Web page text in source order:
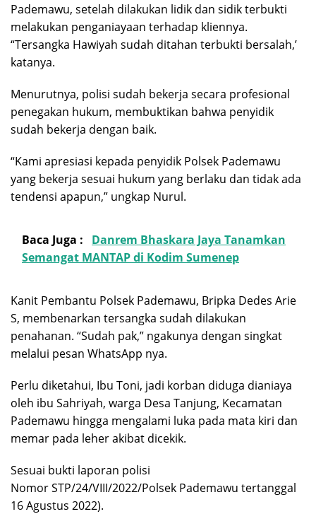
Pademawu, setelah dilakukan lidik dan sidik terbukti
melakukan penganiayaan terhadap kliennya.
“Tersangka Hawiyah sudah ditahan terbukti bersalah,’
katanya.
Menurutnya, polisi sudah bekerja secara profesional
penegakan hukum, membuktikan bahwa penyidik
sudah bekerja dengan baik.
“Kami apresiasi kepada penyidik Polsek Pademawu
yang bekerja sesuai hukum yang berlaku dan tidak ada
tendensi apapun,” ungkap Nurul.
Baca Juga :
Danrem Bhaskara Jaya Tanamkan
Semangat MANTAP di Kodim Sumenep
Kanit Pembantu Polsek Pademawu, Bripka Dedes Arie
S, membenarkan tersangka sudah dilakukan
penahanan. “Sudah pak,” ngakunya dengan singkat
melalui pesan WhatsApp nya.
Perlu diketahui, Ibu Toni, jadi korban diduga dianiaya
oleh ibu Sahriyah, warga Desa Tanjung, Kecamatan
Pademawu hingga mengalami luka pada mata kiri dan
memar pada leher akibat dicekik.
Sesuai bukti laporan polisi
Nomor STP/24/VIII/2022/Polsek Pademawu tertanggal
16 Agustus 2022).